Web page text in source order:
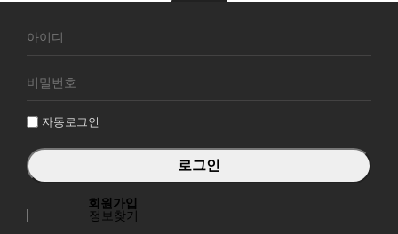
원
그
자동로그인
회원가입
정보찾기